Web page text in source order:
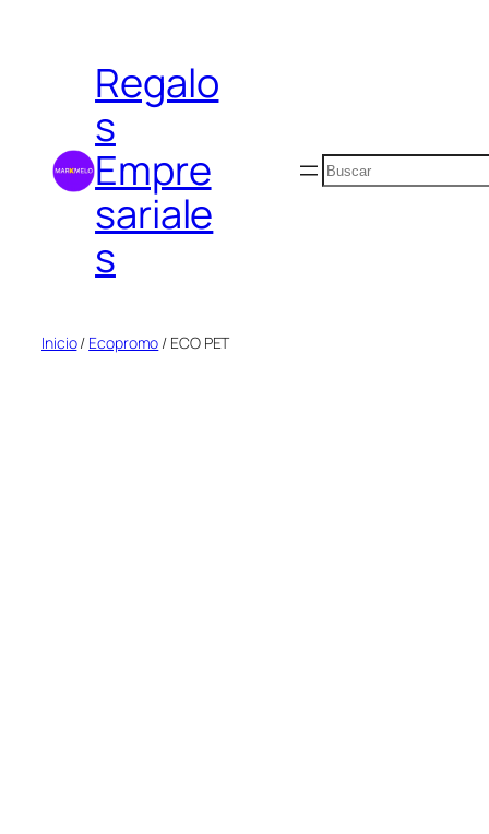
contenidoRegalo
s
Empre
sariale
s
Buscar
Inicio/ Ecopromo / ECO PET